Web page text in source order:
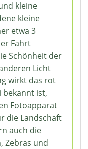
kleine
kleine
etwa 3
Fahrt
Schönheit der
Licht
wirkt das rot
bekannt ist,
Fotoapparat
die Landschaft
auch die
Zebras und